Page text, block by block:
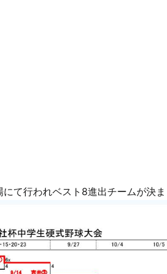
て行われベスト8進出チームが決ま